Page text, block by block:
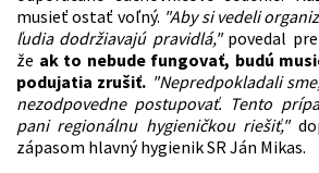
musieť ostať voľný. "Aby si vedeli
ľudia dodržiavajú pravidlá,"povedal
že ak to nebude fungovať, budú
podujatia zrušiť. "Nepredpokladali
nezodpovedne postupovať. Tento
pani regionálnu hygieničkou riešiť,"
zápasom hlavný hygienik SR Ján Mikas.